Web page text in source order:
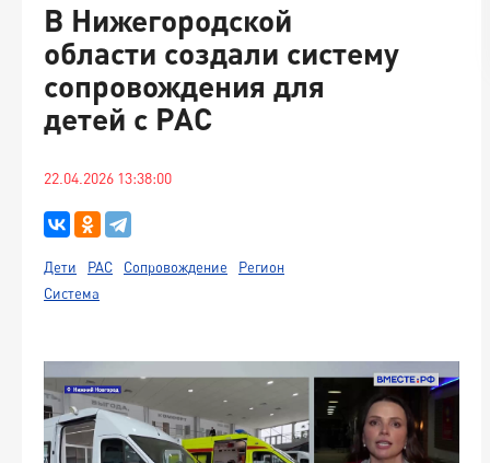
В Нижегородской
области создали систему
сопровождения для
детей с РАС
22.04.2026 13:38:00
Дети РАС Сопровождение
Регион
Система